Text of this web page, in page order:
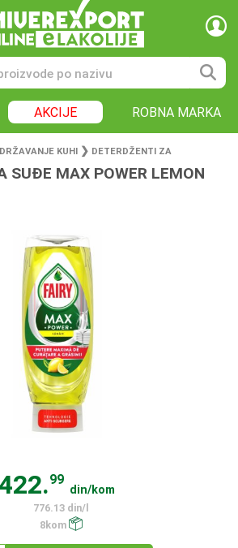
AKCIJE ROBNA MARKA
KUHI ❯ DETERDŽENTI ZA
SUĐE MAX POWER LEMON
99
din/kom
776.13 din/l
8kom